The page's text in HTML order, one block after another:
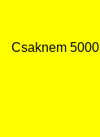
Csaknem